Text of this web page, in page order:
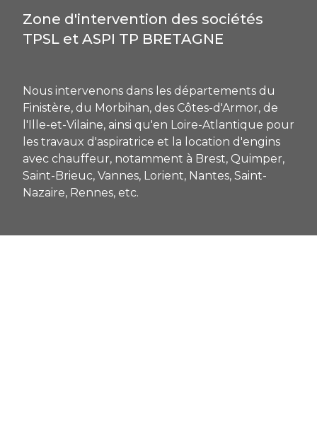
Zone d'intervention des sociétés
TPSL et ASPI TP BRETAGNE
Nous intervenons dans les départements du
Finistère, du Morbihan, des Côtes-d'Armor, de
l'Ille-et-Vilaine, ainsi qu'en Loire-Atlantique pour
les travaux d'aspiratrice et la location d'engins
avec chauffeur, notamment à Brest, Quimper,
Saint-Brieuc, Vannes, Lorient, Nantes, Saint-
Nazaire, Rennes, etc.